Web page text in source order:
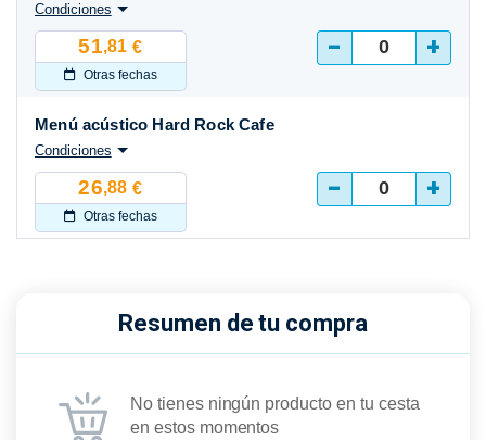
51,81 €
Otras fechas
Condiciones
- +
26,88 €
Otras fechas
Menú acústico Hard Rock Cafe
Condiciones
- +
Resumen de tu compra
No tienes ningún producto en tu cesta
en estos momentos